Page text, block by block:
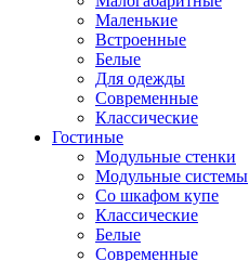
Маленькие
Встроенные
Белые
Для одежды
Современные
Классические
Гостиные
Модульные стенки
Модульные системы
Со шкафом купе
Классические
Белые
Современные